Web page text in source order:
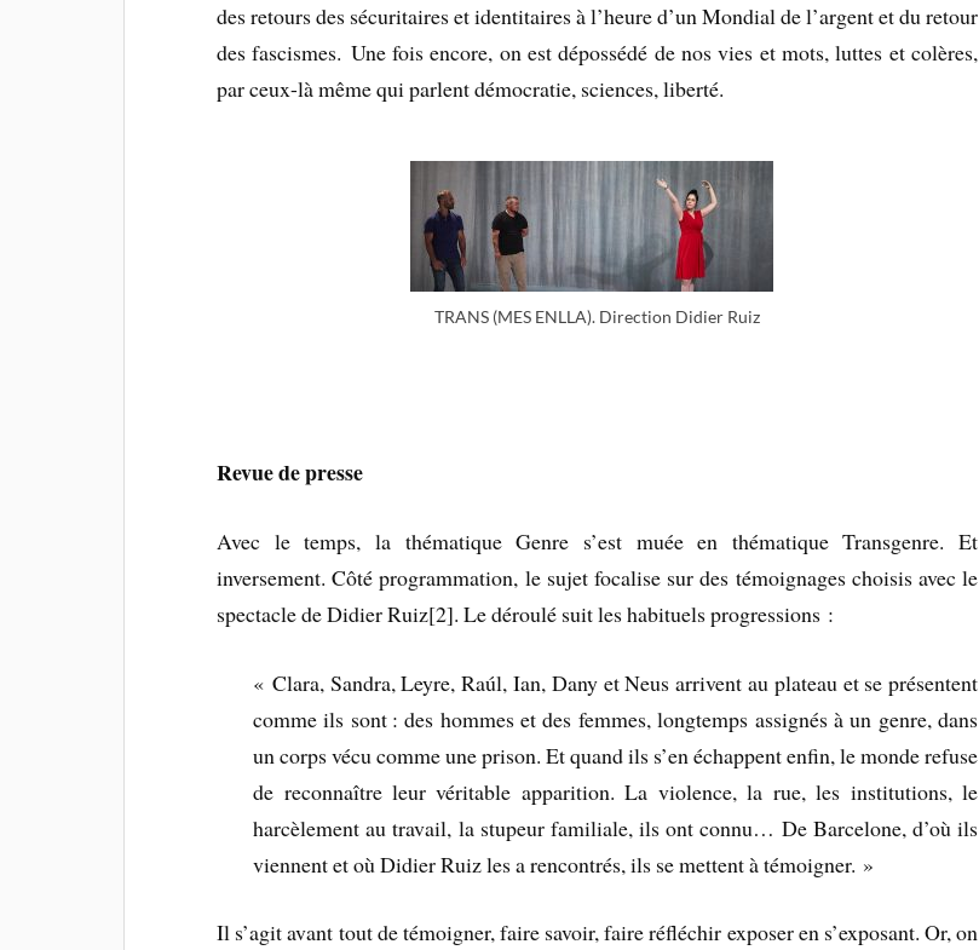
des retours des sécuritaires et identitaires à l’heure d’un Mondial de l’argent et du retour
des fascismes. Une fois encore, on est dépossédé de nos vies et mots, luttes et colères,
par ceux-là même qui parlent démocratie, sciences, liberté.
TRANS (MES ENLLA). Direction Didier Ruiz
Revue de presse
Avec le temps, la thématique Genre s’est muée en thématique Transgenre. Et
inversement. Côté programmation, le sujet focalise sur des témoignages choisis avec le
spectacle de Didier Ruiz[2]. Le déroulé suit les habituels progressions :
« Clara, Sandra, Leyre, Raúl, Ian, Dany et Neus arrivent au plateau et se présentent
comme ils sont : des hommes et des femmes, longtemps assignés à un genre, dans
un corps vécu comme une prison. Et quand ils s’en échappent enfin, le monde refuse
de reconnaître leur véritable apparition. La violence, la rue, les institutions, le
harcèlement au travail, la stupeur familiale, ils ont connu… De Barcelone, d’où ils
viennent et où Didier Ruiz les a rencontrés, ils se mettent à témoigner. »
Il s’agit avant tout de témoigner, faire savoir, faire réfléchir exposer en s’exposant. Or, on